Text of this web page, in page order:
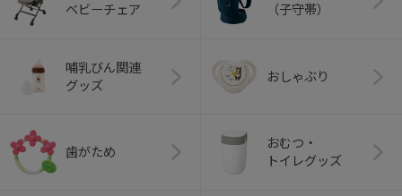
ベビーチェア
（子守帯）
哺乳びん関連
グッズ
おしゃぶり
歯がため
おむつ・
トイレグッズ